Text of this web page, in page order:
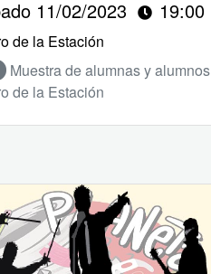
11/02/2023 19:00
de la Estación
Muestra de alumnas y alumnos
de la Estación